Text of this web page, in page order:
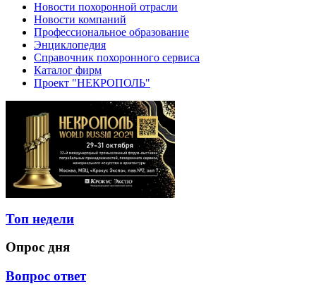
Новости похоронной отрасли
Новости компаний
Профессиональное образование
Энциклопедия
Справочник похоронного сервиса
Каталог фирм
Проект "НЕКРОПОЛЬ"
Топ недели
Опрос дня
Вопрос ответ